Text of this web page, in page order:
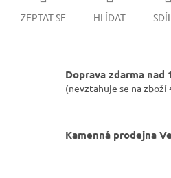
ZEPTAT SE HLÍDAT
Doprava zdarma nad
(nevztahuje se na zboží
Kamenná prodejna